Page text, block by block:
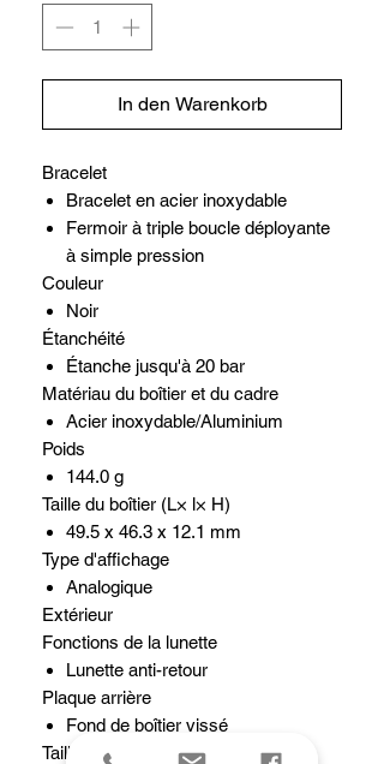
In den Warenkorb
Bracelet
Bracelet en acier inoxydable
Fermoir à triple boucle déployante
à simple pression
Couleur
Noir
Étanchéité
Étanche jusqu'à 20 bar
Matériau du boîtier et du cadre
Acier inoxydable/Aluminium
Poids
144.0 g
Taille du boîtier (L× l× H)
49.5 x 46.3 x 12.1 mm
Type d'affichage
Analogique
Extérieur
Fonctions de la lunette
Lunette anti-retour
Plaque arrière
Fond de boîtier vissé
Taille de bracelet compatible